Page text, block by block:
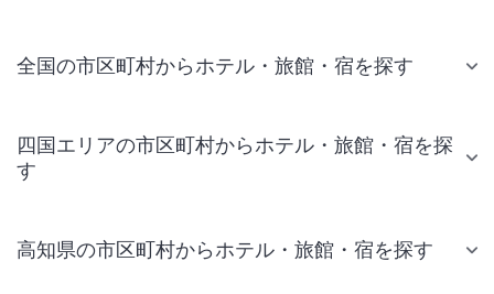
全国の市区町村からホテル・旅館・宿を探す
四国エリアの市区町村からホテル・旅館・宿を探
す
高知県の市区町村からホテル・旅館・宿を探す